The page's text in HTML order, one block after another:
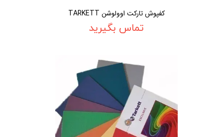
کفپوش تارکت اوولوشن TARKETT
تماس بگیرید